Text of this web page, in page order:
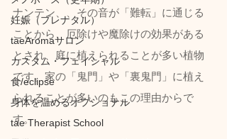
妊娠（プレナタル）
taeAromaサロン
カスタム・フェイシャル
食/eclipse
身体を温めるオプショナル
tae Therapist School
ナンテン、、その音が「難転」に通じる
ことから、厄除けや魔除けの効果がある
とされ、庭に植えられることが多い植物
です。家の「鬼門」や「裏鬼門」に植え
られることが多いのもこの理由からで
す。